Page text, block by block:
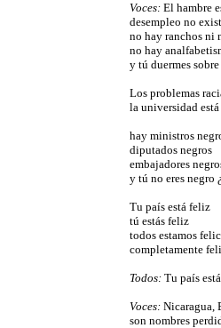
Voces: El hambre
desempleo no
no hay ranchos ni
no hay
y tú duermes
Los problemas
la universidad
hay ministros
diputados negros
embajadores
y tú no eres negro
Tu país está feliz
tú estás feliz
todos estamos
completamente
Todos: Tu país
Voces: Nicaragua,
son nombres